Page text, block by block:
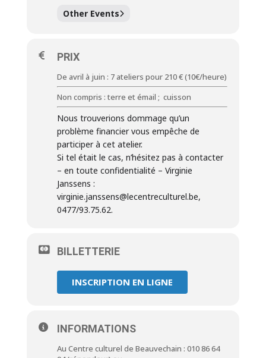
Other Events
PRIX
De avril à juin : 7 ateliers pour 210 € (10€/heure)
Non compris : terre et émail ; cuisson
Nous trouverions dommage qu’un
problème financier vous empêche de
participer à cet atelier.
Si tel était le cas, n’hésitez pas à contacter
– en toute confidentialité – Virginie
Janssens :
virginie.janssens@lecentreculturel.be,
0477/93.75.62.
BILLETTERIE
INSCRIPTION EN LIGNE
INFORMATIONS
Au Centre culturel de Beauvechain : 010 86 64